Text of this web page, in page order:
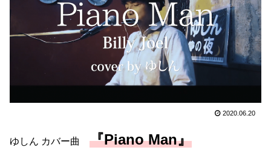
2020.06.20
ゆしん カバー曲 『Piano Man』